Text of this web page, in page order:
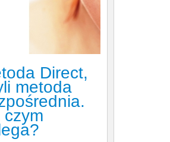
Direct,
metoda
czym